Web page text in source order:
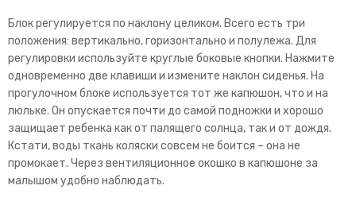
Блок регулируется по наклону целиком. Всего есть три
положения: вертикально, горизонтально и полулежа. Для
регулировки используйте круглые боковые кнопки. Нажмите
одновременно две клавиши и измените наклон сиденья. На
прогулочном блоке используется тот же капюшон, что и на
люльке. Он опускается почти до самой подножки и хорошо
защищает ребенка как от палящего солнца, так и от дождя.
Кстати, воды ткань коляски совсем не боится – она не
промокает. Через вентиляционное окошко в капюшоне за
малышом удобно наблюдать.